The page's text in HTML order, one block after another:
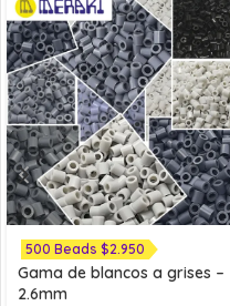
500 Beads $2.950
Gama de blancos a grises –
2.6mm